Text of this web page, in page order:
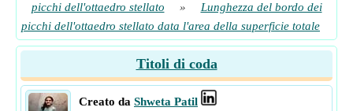
picchi dell'ottaedro stellato
»
Lunghezza del bordo dei
picchi dell'ottaedro stellato data l'area della superficie totale
Titoli di coda
Creato da Shweta Patil